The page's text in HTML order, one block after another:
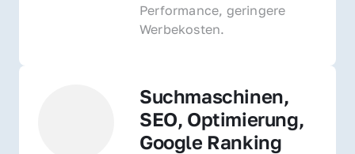
Performance, geringere
Werbekosten.
Suchmaschinen,
SEO, Optimierung,
Google Ranking